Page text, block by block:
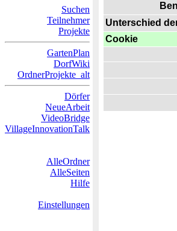
Suchen
Teilnehmer
Projekte
GartenPlan
DorfWiki
OrdnerProjekte_alt
Dörfer
NeueArbeit
VideoBridge
VillageInnovationTalk
AlleOrdner
AlleSeiten
Hilfe
Einstellungen
Unterschied
Cookie